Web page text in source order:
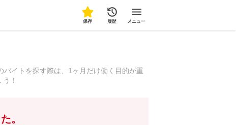
保存 履歴 メニュー
イトを探す際は、1ヶ月だけ働く目的が重
！
。